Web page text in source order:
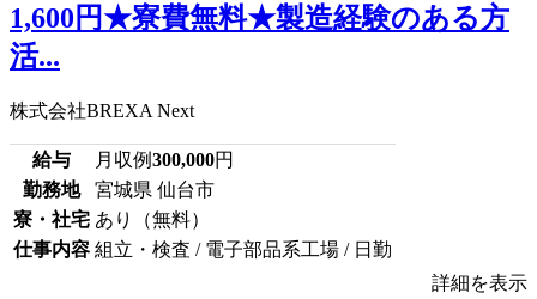
1,600円★寮費無料★製造経験のある方
活...
株式会社BREXA Next
給与 月収例300,000円
勤務地
宮城県 仙台市
寮・社宅 あり（無料）
仕事内容 組立・検査 / 電子部品系工場 / 日勤
詳細を表示